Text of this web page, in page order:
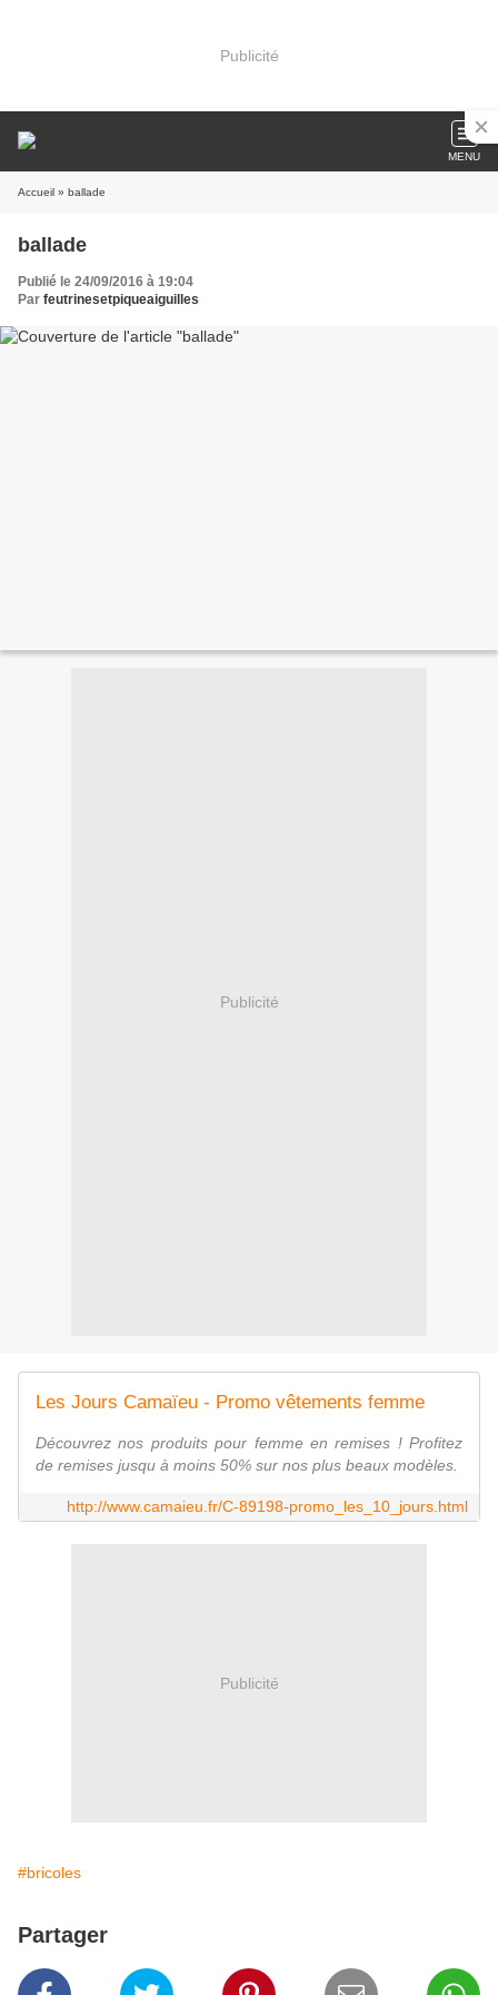
Publicité
MENU
Accueil » ballade
ballade
Publié le 24/09/2016 à 19:04
Par feutrinesetpiqueaiguilles
Publicité
Les Jours Camaïeu - Promo vêtements femme
Découvrez nos produits pour femme en remises ! Profitez
de remises jusqu à moins 50% sur nos plus beaux modèles.
http://www.camaieu.fr/C-89198-promo_les_10_jours.html
Publicité
#bricoles
Partager